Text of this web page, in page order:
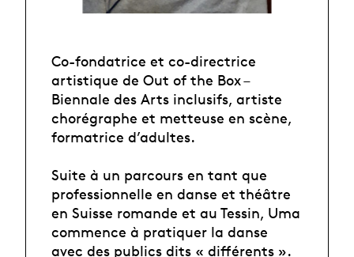
Co-fondatrice et co-directrice
artistique de Out of the Box –
Biennale des Arts inclusifs, artiste
chorégraphe et metteuse en scène,
formatrice d’adultes.
Suite à un parcours en tant que
professionnelle en danse et théâtre
en Suisse romande et au Tessin, Uma
commence à pratiquer la danse
avec des publics dits « différents ».